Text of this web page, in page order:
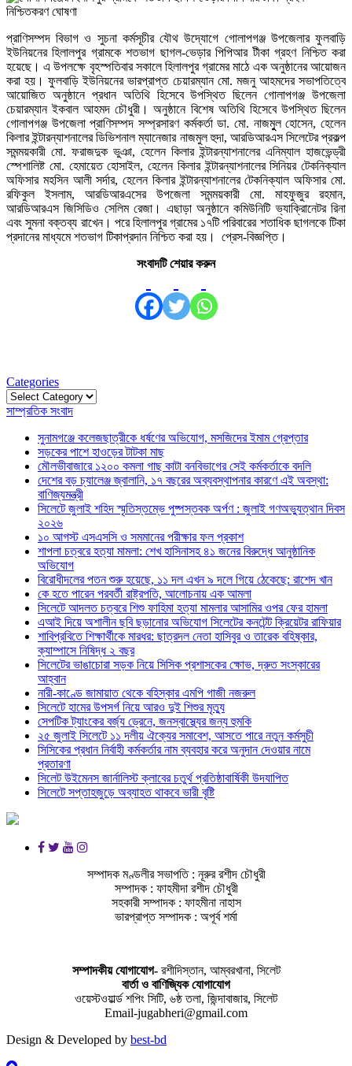
প্রাণিসম্পদ বিভাগ ও সুচনা কর্মসূচীর যৌথ উদ্যোগে গোলাপগঞ্জ উপজেলার ফুলবাড়ি
ইউনিয়নের হিলালপুর গ্রামকে শতভাগ ছাগল-ভেড়ার পিপিআর টীকা গ্রহণ নিশ্চিত করা
হয়েছে। এ উপলক্ষে বৃহস্পতিবার সকালে হিলালপুর গ্রামের মাঠে এক অনুষ্ঠানের আয়োজন
করা হয়। ফুলবাড়ি ইউনিয়নের ভারপ্রাপ্ত চেয়ারম্যান মো. মজনু আহমদের সভাপতিত্বে
আয়োজিত অনুষ্ঠানে প্রধান অতিথি হিসেবে উপস্থিত ছিলেন গোলাপগঞ্জ উপজেলা
চেয়ারম্যান ইকবাল আহমদ চৌধুরী। অনুষ্ঠানে বিশেষ অতিথি হিসেবে উপস্থিত ছিলেন
গোলাপগঞ্জ উপজেলা প্রাণিসম্পদ সম্প্রসারণ কর্মকর্তা ডা. মো. নাজমুুল হোসেন, হেলেন
কিলার ইন্টারন্যাশনালের ডিভিশনাল ম্যানেজার নাজমুল হুদা, আরডিআরএস সিলেটের প্রকল্প
সমন্ময়কারী মো. ফরাজদুক ভুঞা, হেলেন কিলার ইন্টারন্যাশনালের এনিম্যাল হাজভেন্ড্রী
স্পেশালিষ্ট মো. হেমায়েত হোসাইল, হেলেন কিলার ইন্টারন্যাশনালের সিনিয়র টেকনিক্যাল
অফিসার মহসিন আলী সর্দার, হেলেন কিলার ইন্টারন্যাশনালের টেকনিক্যাল অফিসার মো.
রফিকুল ইসলাম, আরডিআরএসের উপজেলা সমন্ময়কারী মো. মাহফুজুর রহমান,
আরডিআরএস জিসিডিও সেলিম রেজা। এছাড়া অনুষ্ঠানে কমিউনিটি ভ্যাকি্রানেটর রিনা
এবং সুমনা বক্তব্য রাখেন। পরে হিলালপুর গ্রামের ১৭টি পরিবারের শতাধিক ছাগলকে টিকা
প্রদানের মাধ্যমে শতভাগ টিকাপ্রদান নিশ্চিত করা হয়। প্রেস-বিজ্ঞপ্তি।
সংবাদটি শেয়ার করুন
Categories
Categories
সাম্প্রতিক সংবাদ
সুনামগঞ্জে কলেজছাত্রীকে ধর্ষণের অভিযোগ, মসজিদের ইমাম গ্রেপ্তার
সড়কের পাশে হাওড়ের টাটকা মাছ
মৌলভীবাজারে ১২০০ কমলা গাছ কাটা বনবিভাগের সেই কর্মকর্তাকে বদলি
দেশের বড় চ্যালেঞ্জ জ্বালানি, ১৭ বছরের অব্যবস্থাপনার কারণে এই অবস্থা:
বাণিজ্যমন্ত্রী
সিলেটে জুলাই শহিদ স্মৃতিস্তম্ভে পুষ্পস্তবক অর্পণ : জুলাই গণঅভ্যুত্থান দিবস
২০২৬
১০ আগস্ট এসএসসি ও সমমানের পরীক্ষার ফল প্রকাশ
শাপলা চত্বরে হত্যা মামলা: শেখ হাসিনাসহ ৪১ জনের বিরুদ্ধে আনুষ্ঠানিক
অভিযোগ
বিরোধীদলের পতন শুরু হয়েছে, ১১ দল এখন ৯ দলে গিয়ে ঠেকেছে: রাশেদ খান
কে হতে পারেন পরবর্তী রাষ্ট্রপতি, আলোচনায় এক আমলা
সিলেটে আদলত চত্বরে শিশু ফাহিমা হত্যা মামলার আসামির ওপর ফের হামলা
এআই দিয়ে অশালীন ছবি ছড়ানোর অভিযোগ সিলেটের কনটেন্ট ক্রিয়েটর রাফিয়ার
শাবিপ্রবিতে শিক্ষার্থীকে মারধর: ছাত্রদল নেতা হাসিবুর ও তারেক বহিষ্কার,
ক্যাম্পাসে নিষিদ্ধ ২ বছর
সিলেটের ভাঙাচোরা সড়ক নিয়ে সিসিক প্রশাসকের ক্ষোভ, দ্রুত সংস্কারের
আহ্বান
নারী-কাণ্ডে জামায়াত থেকে বহিস্কার এমপি গাজী নজরুল
সিলেটে হামের উপসর্গ নিয়ে আরও দুই শিশুর মৃত্যু
সেপটিক ট্যাংকের বর্জ্য ড্রেনে, জনস্বাস্থ্যের জন্য হুমকি
২৫ জুলাই সিলেটে ১১ দলীয় ঐক্যের সমাবেশ, আসতে পারে নতুন কর্মসুচী
সিসিকের প্রধান নির্বাহী কর্মকর্তার নাম ব্যবহার করে অনুদান দেওয়ার নামে
প্রতারণা
সিলেট উইমেনস জার্নালিস্ট ক্লাবের চতুর্থ প্রতিষ্ঠাবার্ষিকী উদযাপিত
সিলেটে সপ্তাহজুড়ে অব্যাহত থাকবে ভারী বৃষ্টি
সম্পাদক মণ্ডলীর সভাপতি : নূরুর রশীদ চৌধুরী
সম্পাদক : ফাহমীদা রশীদ চৌধুরী
সহকারী সম্পাদক : ফাহমীনা নাহাস
ভারপ্রাপ্ত সম্পাদক : অপূর্ব শর্মা
সম্পাদকীয় যােগাযোগ-রশীদিস্তান, আম্বরখানা, সিলেট
বার্তা ও বাণিজ্যিক যোগাযােগ
ওয়েস্টওয়ার্ল্ড শপিং সিটি, ৬ষ্ঠ তলা, জিন্দাবাজার, সিলেট
Email-jugabheri@gmail.com
Design & Developed by best-bd